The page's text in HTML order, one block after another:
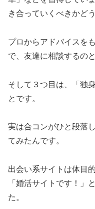
き合っていくべきかど
プロからアドバイスを
で、友達に相談するの
そして３つ目は、「独
とです。
実は合コンがひと段落
てみたんです。
出会い系サイトは体目
「婚活サイトです！」
た。